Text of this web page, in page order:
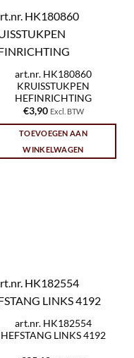
art.nr. HK180860
KRUISSTUKPEN
HEFINRICHTING
€3,90 Excl. BTW
TOEVOEGEN AAN
WINKELWAGEN
art.nr. HK182554
HEFSTANG LINKS 4192